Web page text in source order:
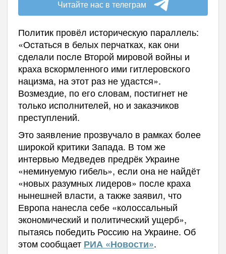
Читайте нас в телеграм
Политик провёл историческую параллель:
«Остаться в белых перчатках, как они
сделали после Второй мировой войны и
краха вскормленного ими гитлеровского
нацизма, на этот раз не удастся».
Возмездие, по его словам, постигнет не
только исполнителей, но и заказчиков
преступлений.
Это заявление прозвучало в рамках более
широкой критики Запада. В том же
интервью Медведев предрёк Украине
«неминуемую гибель», если она не найдёт
«новых разумных лидеров» после краха
нынешней власти, а также заявил, что
Европа нанесла себе «колоссальный
экономический и политический ущерб»,
пытаясь победить Россию на Украине. Об
этом сообщает РИА «Новости».